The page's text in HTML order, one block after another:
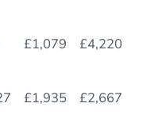
£1,079 £4,220
£1,935 £2,667